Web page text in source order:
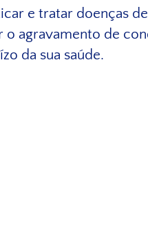
e tratar doenças
agravamento de
da sua saúde.